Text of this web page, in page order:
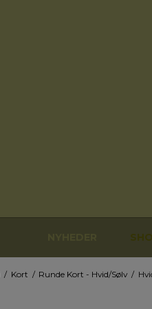
/ Kort / Runde Kort - Hvid/Sølv /